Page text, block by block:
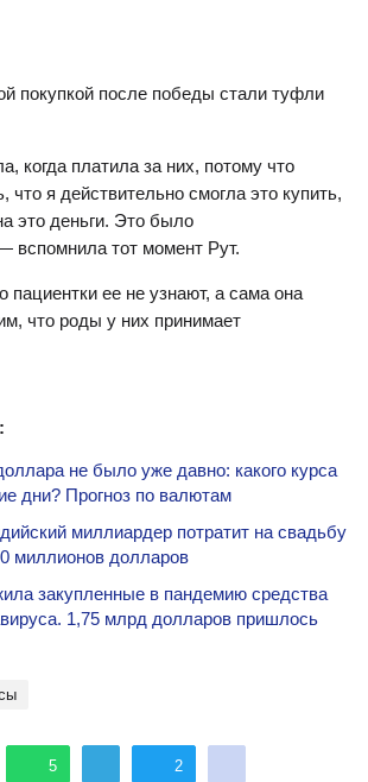
покупкой после победы стали туфли
когда платила за них, потому что
что я действительно смогла это купить,
это деньги. Это было
тот момент Рут.
пациентки ее не узнают, а сама она
что роды у них принимает
не было уже давно: какого курса
дни? Прогноз по валютам
миллиардер потратит на свадьбу
миллионов долларов
закупленные в пандемию средства
1,75 млрд долларов пришлось
5 2